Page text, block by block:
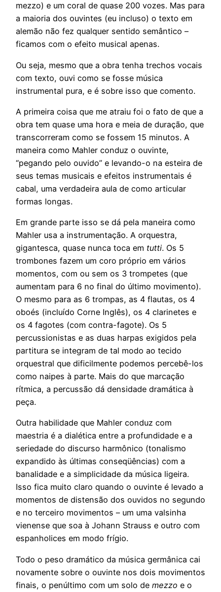
mezzo) e um coral de quase 200 vozes. Mas para
a maioria dos ouvintes (eu incluso) o texto em
alemão não fez qualquer sentido semântico –
ficamos com o efeito musical apenas.
Ou seja, mesmo que a obra tenha trechos vocais
com texto, ouvi como se fosse música
instrumental pura, e é sobre isso que comento.
A primeira coisa que me atraiu foi o fato de que a
obra tem quase uma hora e meia de duração, que
transcorreram como se fossem 15 minutos. A
maneira como Mahler conduz o ouvinte,
“pegando pelo ouvido” e levando-o na esteira de
seus temas musicais e efeitos instrumentais é
cabal, uma verdadeira aula de como articular
formas longas.
Em grande parte isso se dá pela maneira como
Mahler usa a instrumentação. A orquestra,
gigantesca, quase nunca toca em tutti. Os 5
trombones fazem um coro próprio em vários
momentos, com ou sem os 3 trompetes (que
aumentam para 6 no final do último movimento).
O mesmo para as 6 trompas, as 4 flautas, os 4
oboés (incluído Corne Inglês), os 4 clarinetes e
os 4 fagotes (com contra-fagote). Os 5
percussionistas e as duas harpas exigidos pela
partitura se integram de tal modo ao tecido
orquestral que dificilmente podemos percebê-los
como naipes à parte. Mais do que marcação
rítmica, a percussão dá densidade dramática à
peça.
Outra habilidade que Mahler conduz com
maestria é a dialética entre a profundidade e a
seriedade do discurso harmônico (tonalismo
expandido às últimas conseqüências) com a
banalidade e a simplicidade da música ligeira.
Isso fica muito claro quando o ouvinte é levado a
momentos de distensão dos ouvidos no segundo
e no terceiro movimentos – um uma valsinha
vienense que soa à Johann Strauss e outro com
espanholices em modo frígio.
Todo o peso dramático da música germânica cai
novamente sobre o ouvinte nos dois movimentos
finais, o penúltimo com um solo de mezzo e o